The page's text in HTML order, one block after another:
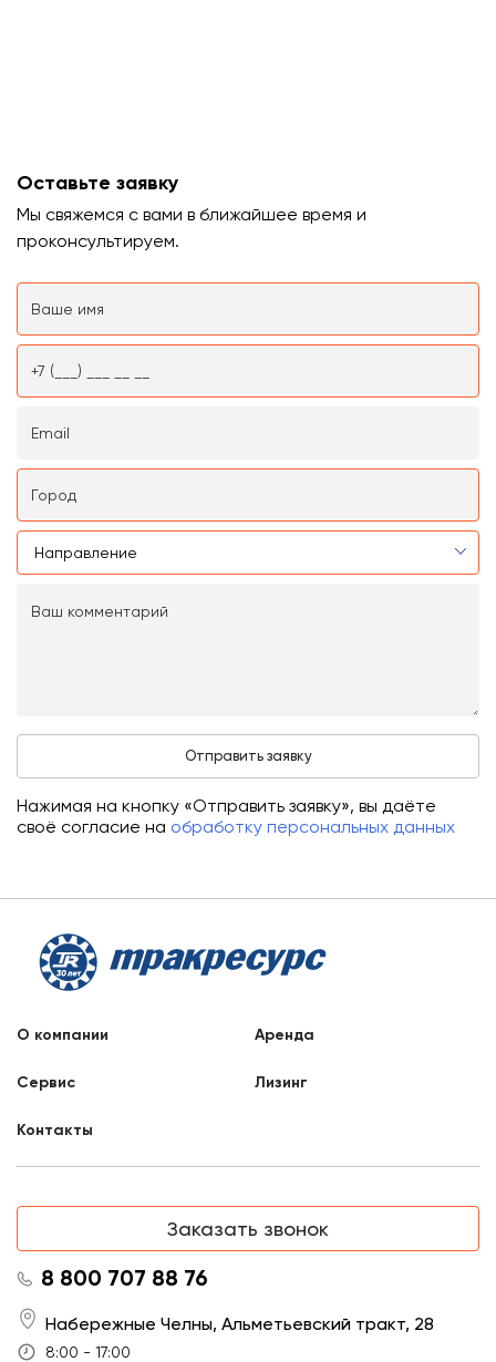
Оставьте заявку
Мы свяжемся с вами в ближайшее время и
проконсультируем.
Нажимая на кнопку «Отправить заявку», вы даёте
своё согласие на обработку персональных данных
О компании Аренда
Сервис Лизинг
Контакты
8 800 707 88 76
Заказать звонок
Набережные Челны, Альметьевский тракт, 28
8:00 - 17:00